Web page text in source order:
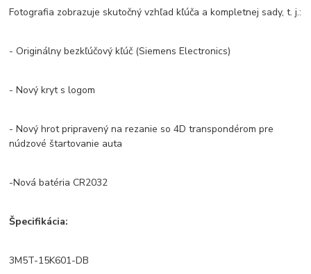
Fotografia zobrazuje skutočný vzhľad kľúča a kompletnej sady, t. j.:
- Originálny bezkľúčový kľúč (Siemens Electronics)
- Nový kryt s logom
- Nový hrot pripravený na rezanie so 4D transpondérom pre
núdzové štartovanie auta
-Nová batéria CR2032
Špecifikácia:
3M5T-15K601-DB